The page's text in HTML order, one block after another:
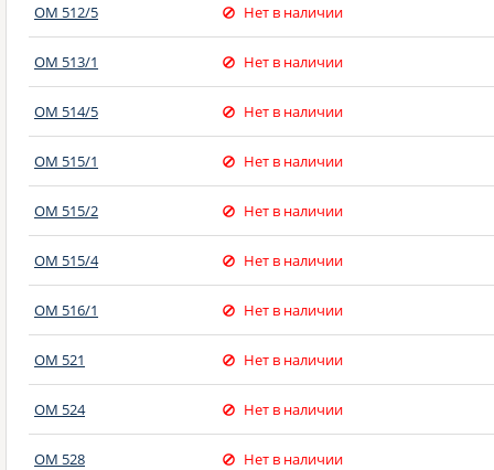
OM 512/5 Нет в наличии
OM 513/1 Нет в наличии
OM 514/5 Нет в наличии
OM 515/1 Нет в наличии
OM 515/2 Нет в наличии
OM 515/4 Нет в наличии
OM 516/1 Нет в наличии
OM 521 Нет в наличии
OM 524 Нет в наличии
OM 528 Нет в наличии